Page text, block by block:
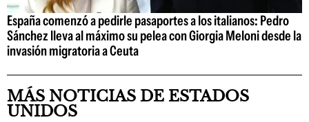
España comenzó a pedirle pasaportes a los italianos: Pedro
Sánchez lleva al máximo su pelea con Giorgia Meloni desde la
invasión migratoria a Ceuta
MÁS NOTICIAS DE ESTADOS
UNIDOS